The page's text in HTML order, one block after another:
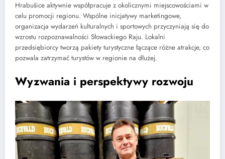
Hrabušice aktywnie współpracuje z okolicznymi miejscowościami w
celu promocji regionu. Wspólne inicjatywy marketingowe,
organizacja wydarzeń kulturalnych i sportowych przyczyniają się do
wzrostu rozpoznawalności Słowackiego Raju. Lokalni
przedsiębiorcy tworzą pakiety turystyczne łączące różne atrakcje, co
pozwala zatrzymać turystów w regionie na dłużej.
Wyzwania i perspektywy rozwoju